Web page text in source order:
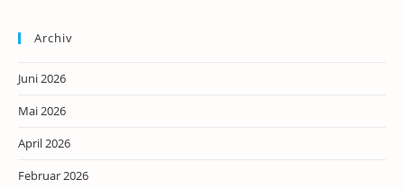
Archiv
Juni 2026
Mai 2026
April 2026
Februar 2026